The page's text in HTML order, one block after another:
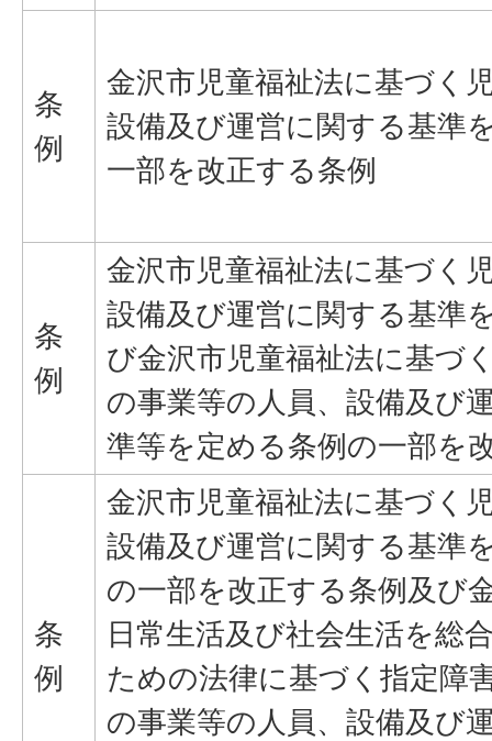
条
例
金沢市児童福祉法に基づく
設備及び運営に関する基準
一部を改正する条例
条
例
金沢市児童福祉法に基づく
設備及び運営に関する基準
び金沢市児童福祉法に基づ
の事業等の人員、設備及び
準等を定める条例の一部を
条
例
金沢市児童福祉法に基づく
設備及び運営に関する基準
の一部を改正する条例及び
日常生活及び社会生活を総
ための法律に基づく指定障
の事業等の人員、設備及び